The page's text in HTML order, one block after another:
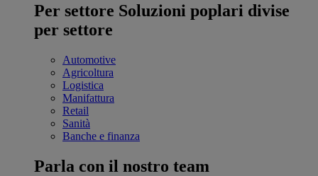
Per settore Soluzioni poplari divise
per settore
Automotive
Agricoltura
Logistica
Manifattura
Retail
Sanità
Banche e finanza
Parla con il nostro team